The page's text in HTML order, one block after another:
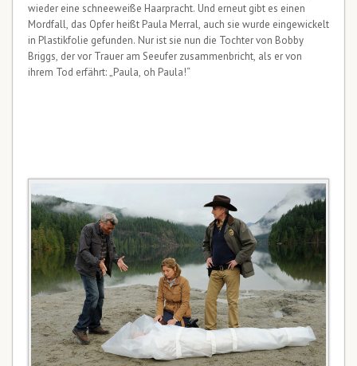
wieder eine schneeweiße Haarpracht. Und erneut gibt es einen
Mordfall, das Opfer heißt Paula Merral, auch sie wurde eingewickelt
in Plastikfolie gefunden. Nur ist sie nun die Tochter von Bobby
Briggs, der vor Trauer am Seeufer zusammenbricht, als er von
ihrem Tod erfährt: „Paula, oh Paula!“